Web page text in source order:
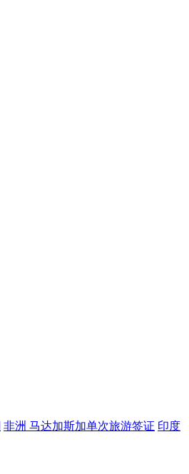
非洲 马达加斯加单次旅游签证 印度